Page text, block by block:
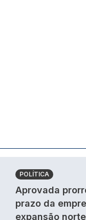
POLÍTICA
Aprovada
prazo da
expansão